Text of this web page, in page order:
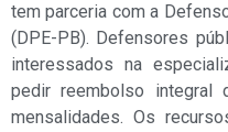
tem parceria com a
(DPE-PB). Defensores
interessados na
pedir reembolso integral
mensalidades. Os